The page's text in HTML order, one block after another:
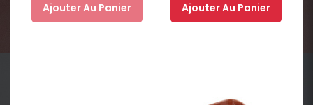
Ajouter Au Panier Ajouter Au Panier